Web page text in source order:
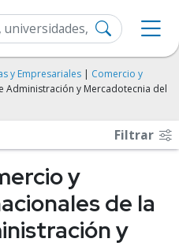
y Empresariales | Comercio y
Administración y Mercadotecnia del
Filtrar
y
de la
y